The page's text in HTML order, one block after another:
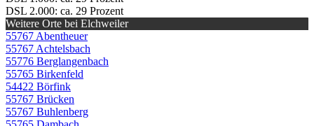
DSL 2.000: ca. 29 Prozent
Weitere Orte bei Elchweiler
55767 Abentheuer
55767 Achtelsbach
55776 Berglangenbach
55765 Birkenfeld
54422 Börfink
55767 Brücken
55767 Buhlenberg